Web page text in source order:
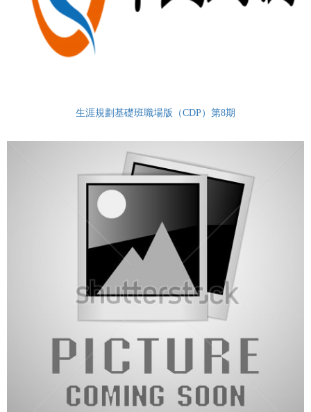
生涯規劃基礎班職場版（CDP）第8期